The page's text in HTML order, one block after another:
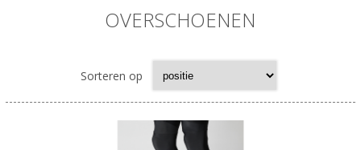
OVERSCHOENEN
Sorteren op